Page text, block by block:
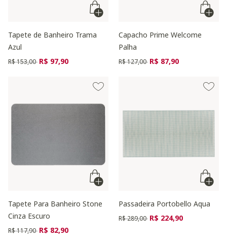
Tapete de Banheiro Trama
Azul
Preço reduzido de
R$ 153,00 para
R$ 97,90
Capacho Prime Welcome
Palha
Preço reduzido de
R$ 127,00 para
R$ 87,90
Tapete Para Banheiro Stone
Cinza Escuro
Preço reduzido de
R$ 117,90 para
R$ 82,90
Passadeira Portobello Aqua
Preço reduzido de
R$ 289,00 para
R$ 224,90